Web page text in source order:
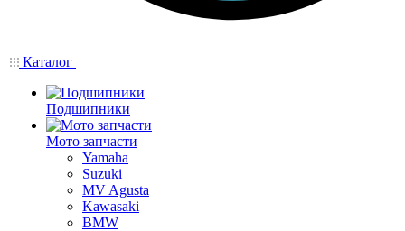
Каталог
Подшипники
Мото запчасти
Yamaha
Suzuki
MV Agusta
Kawasaki
BMW